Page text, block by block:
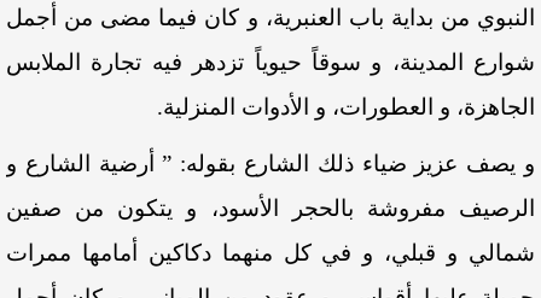
النبوي من بداية باب العنبرية، و كان فيما مضى من أجمل
شوارع المدينة، و سوقاً حيوياً تزدهر فيه تجارة الملابس
الجاهزة، و العطورات، و الأدوات المنزلية.
و يصف عزيز ضياء ذلك الشارع بقوله: ” أرضية الشارع و
الرصيف مفروشة بالحجر الأسود، و يتكون من صفين
شمالي و قبلي، و في كل منهما دكاكين أمامها ممرات